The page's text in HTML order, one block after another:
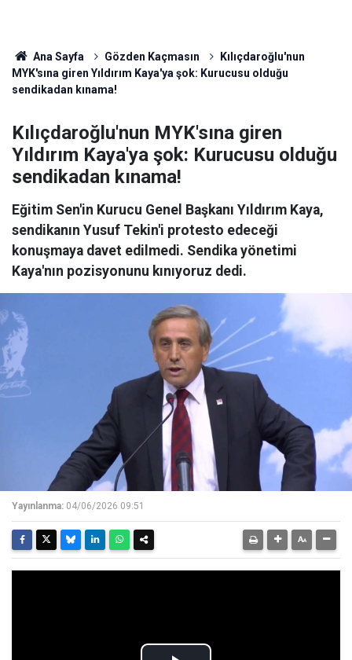
Ana Sayfa Gözden Kaçmasın
Kılıçdaroğlu'nun
MYK'sına giren Yıldırım Kaya'ya şok: Kurucusu olduğu
sendikadan kınama!
Kılıçdaroğlu'nun MYK'sına giren
Yıldırım Kaya'ya şok: Kurucusu olduğu
sendikadan kınama!
Eğitim Sen'in Kurucu Genel Başkanı Yıldırım Kaya,
sendikanın Yusuf Tekin'i protesto edeceği
konuşmaya davet edilmedi. Sendika yönetimi
Kaya'nın pozisyonunu kınıyoruz dedi.
Yayınlanma: 04/06/2026 09:51